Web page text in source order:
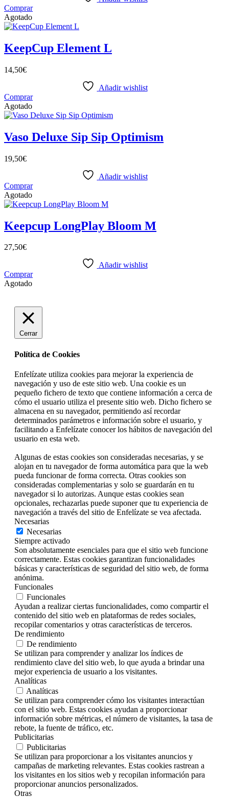
Comprar
Agotado
KeepCup Element L
14,50€
Añadir wishlist
Comprar
Agotado
Vaso Deluxe Sip Sip Optimism
19,50€
Añadir wishlist
Comprar
Agotado
Keepcup LongPlay Bloom M
27,50€
Añadir wishlist
Comprar
Agotado
Cerrar
Política de Cookies
Enfelízate utiliza cookies para mejorar la experiencia de
navegación y uso de este sitio web. Una cookie es un
pequeño fichero de texto que contiene información a cerca de
cómo el usuario utiliza el presente sitio web. Dicho fichero se
almacena en su navegador, permitiendo así recordar
determinados parámetros e información sobre el usuario, y
facilitando a Enfelízate conocer los hábitos de navegación del
usuario en esta web.
Algunas de estas cookies son consideradas necesarias, y se
alojan en tu navegador de forma automática para que la web
pueda funcionar de forma correcta. Otras cookies son
consideradas complementarias y solo se guardarán en tu
navegador si lo autorizas. Aunque estas cookies sean
opcionales, rechazarlas puede suponer que tu experiencia de
navegación a través del sitio de Enfelízate se vea afectada.
Necesarias
Necesarias
Siempre activado
Son absolutamente esenciales para que el sitio web funcione
correctamente. Estas cookies garantizan funcionalidades
básicas y características de seguridad del sitio web, de forma
anónima.
Funcionales
Funcionales
Ayudan a realizar ciertas funcionalidades, como compartir el
contenido del sitio web en plataformas de redes sociales,
recopilar comentarios y otras características de terceros.
De rendimiento
De rendimiento
Se utilizan para comprender y analizar los índices de
rendimiento clave del sitio web, lo que ayuda a brindar una
mejor experiencia de usuario a los visitantes.
Analíticas
Analíticas
Se utilizan para comprender cómo los visitantes interactúan
con el sitio web. Estas cookies ayudan a proporcionar
información sobre métricas, el número de visitantes, la tasa de
rebote, la fuente de tráfico, etc.
Publicitarias
Publicitarias
Se utilizan para proporcionar a los visitantes anuncios y
campañas de marketing relevantes. Estas cookies rastrean a
los visitantes en los sitios web y recopilan información para
proporcionar anuncios personalizados.
Otras